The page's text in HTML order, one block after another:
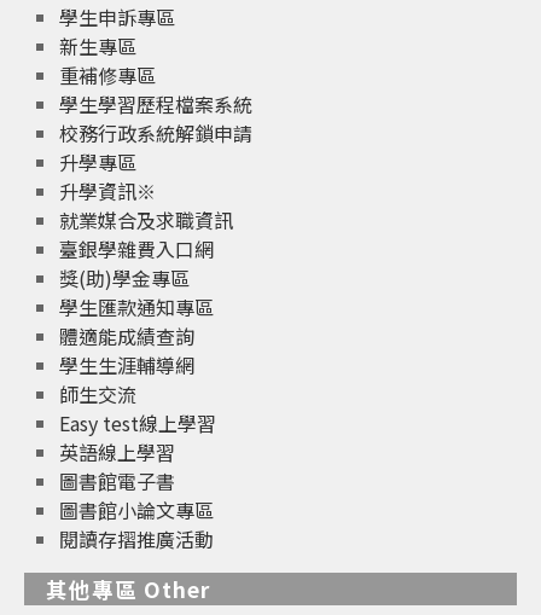
學生申訴專區
新生專區
重補修專區
學生學習歷程檔案系統
校務行政系統解鎖申請
升學專區
升學資訊※
就業媒合及求職資訊
臺銀學雜費入口網
獎(助)學金專區
學生匯款通知專區
體適能成績查詢
學生生涯輔導網
師生交流
Easy test線上學習
英語線上學習
圖書館電子書
圖書館小論文專區
閱讀存摺推廣活動
其他專區 Other